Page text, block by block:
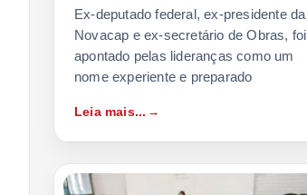
Ex-deputado federal, ex-presidente da
Novacap e ex-secretário de Obras, foi
apontado pelas lideranças como um
nome experiente e preparado
Leia mais...